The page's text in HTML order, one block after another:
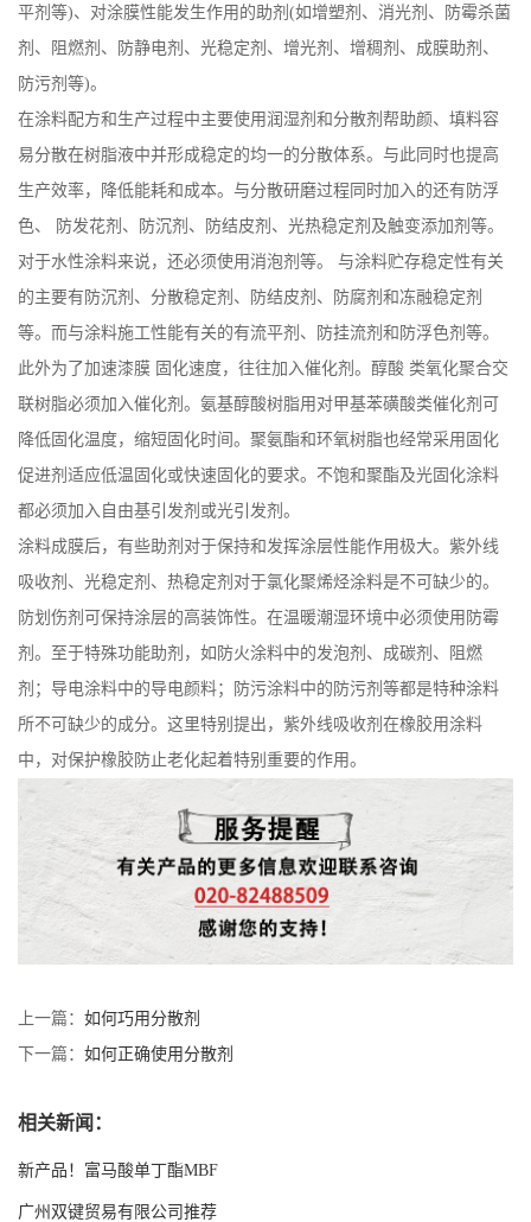
平剂等)、对涂膜性能发生作用的助剂(如增塑剂、消光剂、防霉杀菌
剂、阻燃剂、防静电剂、光稳定剂、增光剂、增稠剂、成膜助剂、
防污剂等)。
在涂料配方和生产过程中主要使用润湿剂和分散剂帮助颜、填料容
易分散在树脂液中并形成稳定的均一的分散体系。与此同时也提高
生产效率，降低能耗和成本。与分散研磨过程同时加入的还有防浮
色、 防发花剂、防沉剂、防结皮剂、光热稳定剂及触变添加剂等。
对于水性涂料来说，还必须使用消泡剂等。 与涂料贮存稳定性有关
的主要有防沉剂、分散稳定剂、防结皮剂、防腐剂和冻融稳定剂
等。而与涂料施工性能有关的有流平剂、防挂流剂和防浮色剂等。
此外为了加速漆膜 固化速度，往往加入催化剂。醇酸 类氧化聚合交
联树脂必须加入催化剂。氨基醇酸树脂用对甲基苯磺酸类催化剂可
降低固化温度，缩短固化时间。聚氨酯和环氧树脂也经常采用固化
促进剂适应低温固化或快速固化的要求。不饱和聚酯及光固化涂料
都必须加入自由基引发剂或光引发剂。
涂料成膜后，有些助剂对于保持和发挥涂层性能作用极大。紫外线
吸收剂、光稳定剂、热稳定剂对于氯化聚烯烃涂料是不可缺少的。
防划伤剂可保持涂层的高装饰性。在温暖潮湿环境中必须使用防霉
剂。至于特殊功能助剂，如防火涂料中的发泡剂、成碳剂、阻燃
剂；导电涂料中的导电颜料；防污涂料中的防污剂等都是特种涂料
所不可缺少的成分。这里特别提出，紫外线吸收剂在橡胶用涂料
中，对保护橡胶防止老化起着特别重要的作用。
上一篇： 如何巧用分散剂
下一篇： 如何正确使用分散剂
相关新闻：
新产品！富马酸单丁酯MBF
广州双键贸易有限公司推荐